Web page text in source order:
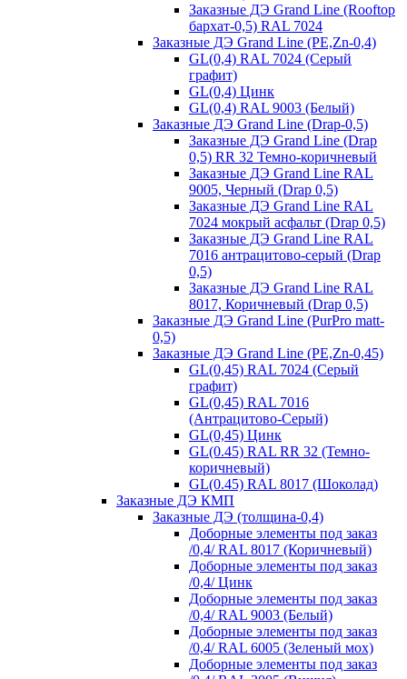
Заказные ДЭ Grand Line (Rooftop
бархат-0,5) RAL 7024
Заказные ДЭ Grand Line (PE,Zn-0,4)
GL(0,4) RAL 7024 (Серый
графит)
GL(0,4) Цинк
GL(0,4) RAL 9003 (Белый)
Заказные ДЭ Grand Line (Drap-0,5)
Заказные ДЭ Grand Line (Drap
0,5) RR 32 Темно-коричневый
Заказные ДЭ Grand Line RAL
9005, Черный (Drap 0,5)
Заказные ДЭ Grand Line RAL
7024 мокрый асфальт (Drap 0,5)
Заказные ДЭ Grand Line RAL
7016 антрацитово-серый (Drap
0,5)
Заказные ДЭ Grand Line RAL
8017, Коричневый (Drap 0,5)
Заказные ДЭ Grand Line (PurPro matt-
0,5)
Заказные ДЭ Grand Line (PE,Zn-0,45)
GL(0,45) RAL 7024 (Серый
графит)
GL(0,45) RAL 7016
(Антрацитово-Серый)
GL(0,45) Цинк
GL(0.45) RAL RR 32 (Темно-
коричневый)
GL(0.45) RAL 8017 (Шоколад)
Заказные ДЭ КМП
Заказные ДЭ (толщина-0,4)
Доборные элементы под заказ
/0,4/ RAL 8017 (Коричневый)
Доборные элементы под заказ
/0,4/ Цинк
Доборные элементы под заказ
/0,4/ RAL 9003 (Белый)
Доборные элементы под заказ
/0,4/ RAL 6005 (Зеленый мох)
Доборные элементы под заказ